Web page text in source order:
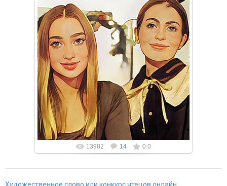
Вы подготовили свой инфоурок в напечатанном виде
или видео формате? Вы можете сделать
публикацию в одном из наших эле...
13982 14 0.0